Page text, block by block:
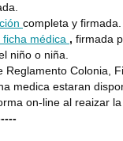
completa y firmada.
médica , firmada
niño o niña.
Reglamento Colonia,
medica estaran
on-line al reaizar la